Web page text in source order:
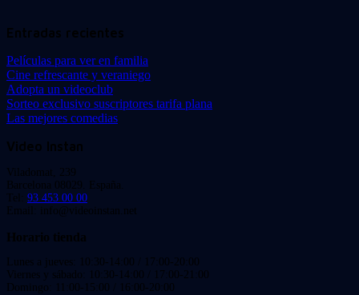
Entradas recientes
Películas para ver en familia
Cine refrescante y veraniego
Adopta un videoclub
Sorteo exclusivo suscriptores tarifa plana
Las mejores comedias
Video Instan
Viladomat, 239
Barcelona 08029. España.
Tel: 93 453 00 00
Email: info@videoinstan.net
Horario tienda
Lunes a jueves: 10:30-14:00 / 17:00-20:00
Viernes y sábado: 10:30-14:00 / 17:00-21:00
Domingo: 11:00-15:00 / 16:00-20:00